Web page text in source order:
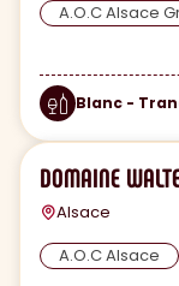
A.O.C Alsace
Blanc -
DOMAINE
Alsace
A.O.C Alsace